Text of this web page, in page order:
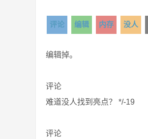
评论 编辑 内存 没人
编辑掉。
评论
难道没人找到亮点？ */-19
评论